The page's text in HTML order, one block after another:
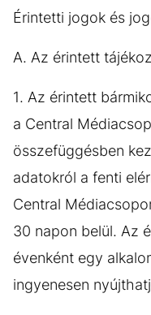
Érintetti jogok és
A. Az érintett
1. Az érintett
a Central
összefüggésben
adatokról a fenti
Central
30 napon belül. Az
évenként egy
ingyenesen